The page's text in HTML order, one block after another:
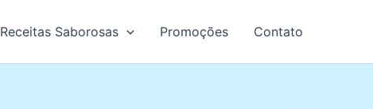
Receitas Saborosas Promoções Contato